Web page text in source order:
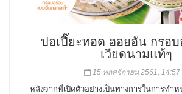
ปอเปี๊ยะทอด ฮอยอัน กรอ
เวียดนามแท้ๆ
15 พฤศจิกายน 2561, 14:57
หลังจากที่เปิดตัวอย่างเป็นทางการในการทำ